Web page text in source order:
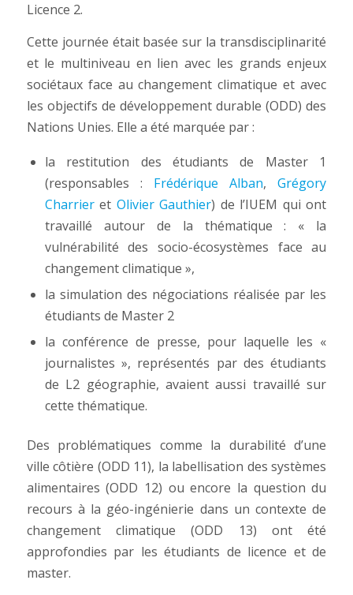
Licence 2.
Cette journée était basée sur la transdisciplinarité
et le multiniveau en lien avec les grands enjeux
sociétaux face au changement climatique et avec
les objectifs de développement durable (ODD) des
Nations Unies. Elle a été marquée par :
la restitution des étudiants de Master 1
(responsables : Frédérique Alban,Grégory
Charrieret Olivier Gauthier) de l’IUEM qui ont
travaillé autour de la thématique : « la
vulnérabilité des socio-écosystèmes face au
changement climatique »,
la simulation des négociations réalisée par les
étudiants de Master 2
la conférence de presse, pour laquelle les «
journalistes », représentés par des étudiants
de L2 géographie, avaient aussi travaillé sur
cette thématique.
Des problématiques comme la durabilité d’une
ville côtière (ODD 11), la labellisation des systèmes
alimentaires (ODD 12) ou encore la question du
recours à la géo-ingénierie dans un contexte de
changement climatique (ODD 13) ont été
approfondies par les étudiants de licence et de
master.